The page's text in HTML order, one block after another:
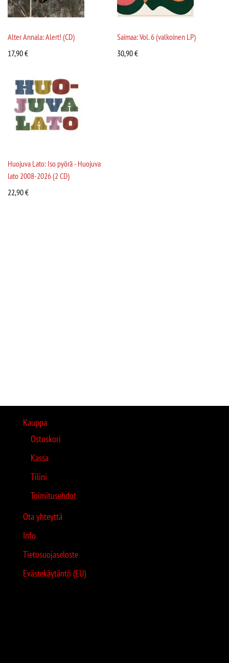
Alter Annala: Alert! (CD)
17,90€
Saimaa: Vol. 6 (valkoinen LP)
30,90€
Huojuva Lato: Iso pyörä - Huojuva
lato 2008-2026 (2 CD)
22,90€
Kauppa
Ostoskori
Kassa
Tilini
Toimitusehdot
Ota yhteyttä
Info
Tietosuojaseloste
Evästekäytäntö (EU)